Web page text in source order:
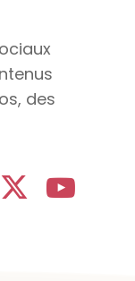
des